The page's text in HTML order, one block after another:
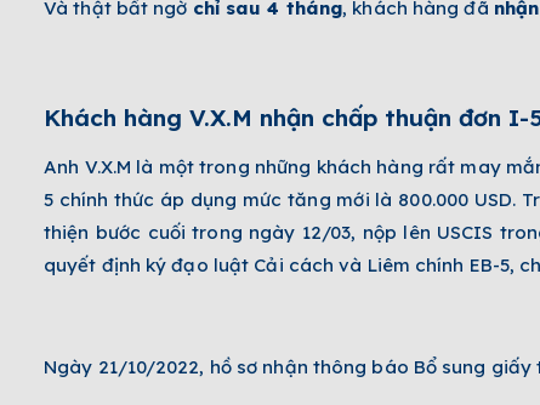
Và thật bất ngờ chỉ sau 4 tháng, khách hàng đã
Khách hàng V.X.M nhận chấp thuận đơn
Anh V.X.M là một trong những khách hàng rất may
5 chính thức áp dụng mức tăng mới là 800.000 USD.
thiện bước cuối trong ngày 12/03, nộp lên USCIS
quyết định ký đạo luật Cải cách và Liêm chính EB-5,
Ngày 21/10/2022, hồ sơ nhận thông báo Bổ sung